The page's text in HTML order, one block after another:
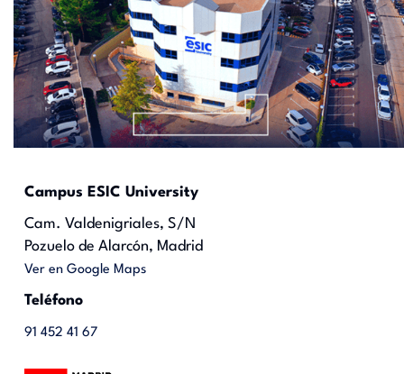
Campus ESIC University
Cam. Valdenigriales, S/N
Pozuelo de Alarcón, Madrid
Ver en Google Maps
Teléfono
91 452 41 67